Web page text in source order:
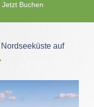
Jetzt Buchen
auf